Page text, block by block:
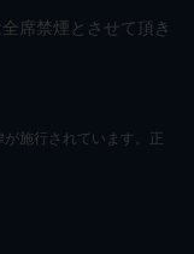
席禁煙とさせて頂き
施行されています。正